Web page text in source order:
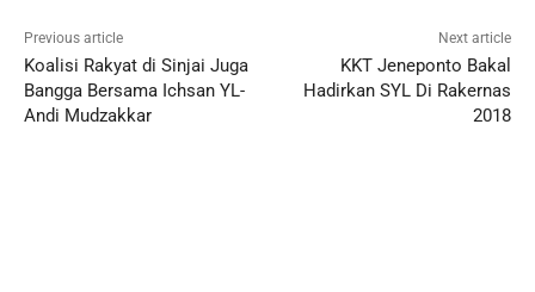
Previous article
Koalisi Rakyat di Sinjai Juga
Bangga Bersama Ichsan YL-
Andi Mudzakkar
Next article
KKT Jeneponto Bakal
Hadirkan SYL Di Rakernas
2018